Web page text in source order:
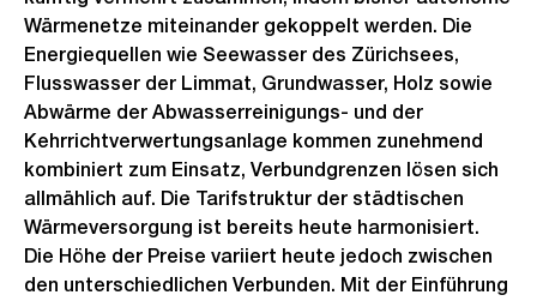
Wärmenetze miteinander gekoppelt werden. Die
Energiequellen wie Seewasser des Zürichsees,
Flusswasser der Limmat, Grundwasser, Holz sowie
Abwärme der Abwasserreinigungs- und der
Kehrrichtverwertungsanlage kommen zunehmend
kombiniert zum Einsatz, Verbundgrenzen lösen sich
allmählich auf. Die Tarifstruktur der städtischen
Wärmeversorgung ist bereits heute harmonisiert.
Die Höhe der Preise variiert heute jedoch zwischen
den unterschiedlichen Verbunden. Mit der Einführung